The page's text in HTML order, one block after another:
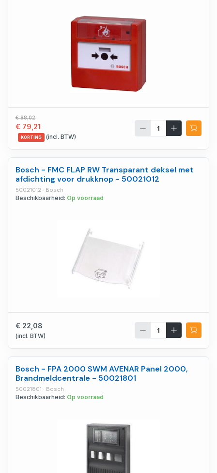
€ 88,02
€ 79,21
KORTING (incl. BTW)
Bosch - FMC FLAP RW Transparant deksel met
afdichting voor drukknop - 50021012
50021012 · Bosch
Beschikbaarheid: Op voorraad
€ 22,08
(incl. BTW)
Bosch - FPA 2000 SWM AVENAR Panel 2000,
Brandmeldcentrale - 50021801
50021801 · Bosch
Beschikbaarheid: Op voorraad